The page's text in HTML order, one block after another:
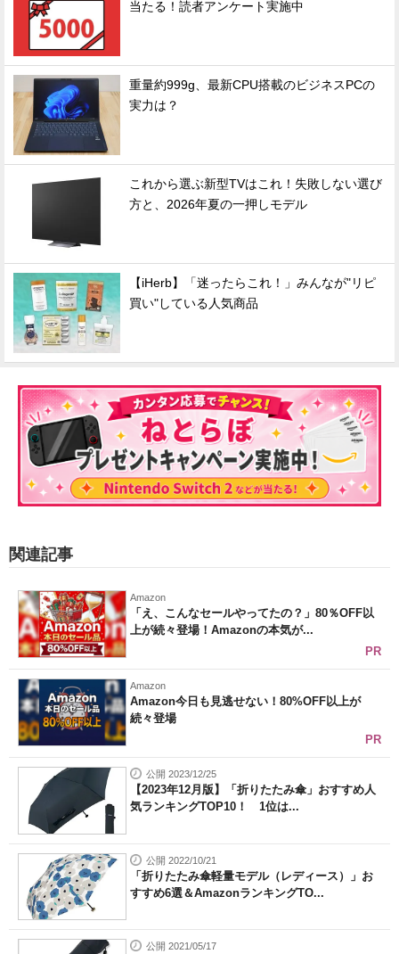
当たる！読者アンケート実施中
重量約999g、最新CPU搭載のビジネスPCの
実力は？
これから選ぶ新型TVはこれ！失敗しない選び
方と、2026年夏の一押しモデル
【iHerb】「迷ったらこれ！」みんなが"リピ
買い"している人気商品
関連記事
Amazon
「え、こんなセールやってたの？」80％OFF以
上が続々登場！Amazonの本気が...
PR
Amazon
Amazon今日も見逃せない！80%OFF以上が
続々登場
PR
公開 2023/12/25
【2023年12月版】「折りたたみ傘」おすすめ人
気ランキングTOP10！ 1位は...
公開 2022/10/21
「折りたたみ傘軽量モデル（レディース）」お
すすめ6選＆AmazonランキングTO...
公開 2021/05/17